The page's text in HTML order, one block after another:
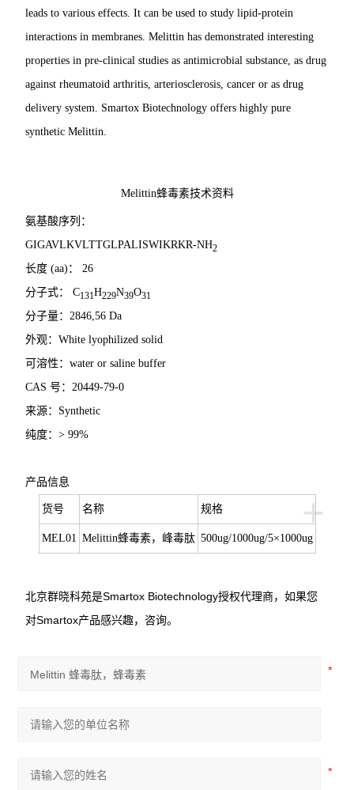
leads to various effects. It can be used to study lipid-protein
interactions in membranes. Melittin has demonstrated interesting
properties in pre-clinical studies as antimicrobial substance, as drug
against rheumatoid arthritis, arteriosclerosis, cancer or as drug
delivery system. Smartox Biotechnology offers highly pure
synthetic Melittin.
Melittin蜂毒素技术资料
氨基酸序列：
GIGAVLKVLTTGLPALISWIKRKR-NH2
长度 (aa) ：
26
分子式：
C131H229N39O31
分子量：2846,56 Da
外观：White lyophilized solid
可溶性：water or saline buffer
CAS号：20449-79-0
来源： Synthetic
纯度：> 99%
产品信息
+
货号 名称 规格
MEL01 Melittin蜂毒素，峰毒肽 500ug/1000ug/5×1000ug
北京群晓科苑是Smartox Biotechnology授权代理商，如果您
对Smartox产品感兴趣，咨询。